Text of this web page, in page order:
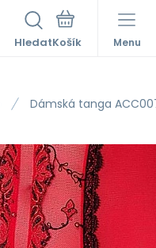
Hledat Menu
Dámská tanga